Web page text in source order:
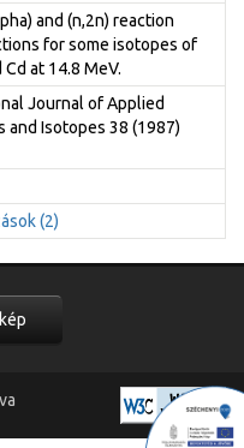
and (n,2n) reaction
for some isotopes of
Cd at 14.8 MeV.
Journal of Applied
and Isotopes 38 (1987)
(2)